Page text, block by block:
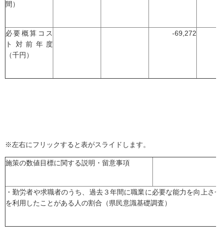
間）
必要概算コス
ト対前年度
（千円）
-69,272
※左右にフリックすると表がスライドします。
施策の数値目標に関する説明・留意事項
・勤労者や求職者のうち、過去３年間に職業に必要な能力を向上さ
を利用したことがある人の割合（県民意識基礎調査）